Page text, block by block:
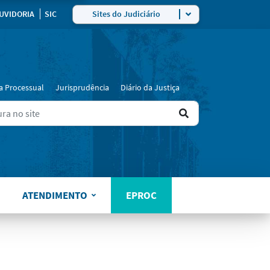
SIC Sites do Judiciário
Processual Jurisprudência Diário da Justiça
Ir
resultado
ATENDIMENTO EPROC